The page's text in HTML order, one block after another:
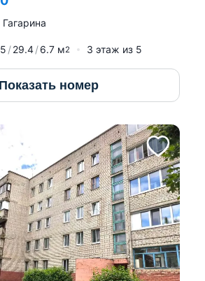
Гагарина
29.4 6.7 м2 3 этаж из 5
Показать номер